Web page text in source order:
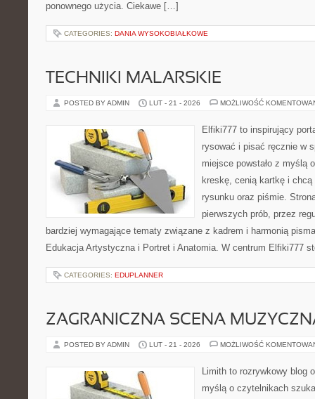
ponownego użycia. Ciekawe […]
CATEGORIES: DANIA WYSOKOBIAŁKOWE
TECHNIKI MALARSKIE
POSTED BY ADMIN LUT - 21 - 2026 MOŻLIWOŚĆ
Elfiki777 to inspirujący
rysować i pisać ręcznie w
miejsce powstało z myślą
kreskę, cenią kartkę i chcą
rysunku oraz piśmie.
pierwszych prób, przez
bardziej wymagające tematy związane z kadrem i harmonią
Edukacja Artystyczna i Portret i Anatomia. W centrum Elfiki777
CATEGORIES: EDUPLANNER
ZAGRANICZNA SCENA
POSTED BY ADMIN LUT - 21 - 2026 MOŻLIWOŚĆ
Limith to rozrywkowy blog
myślą o czytelnikach